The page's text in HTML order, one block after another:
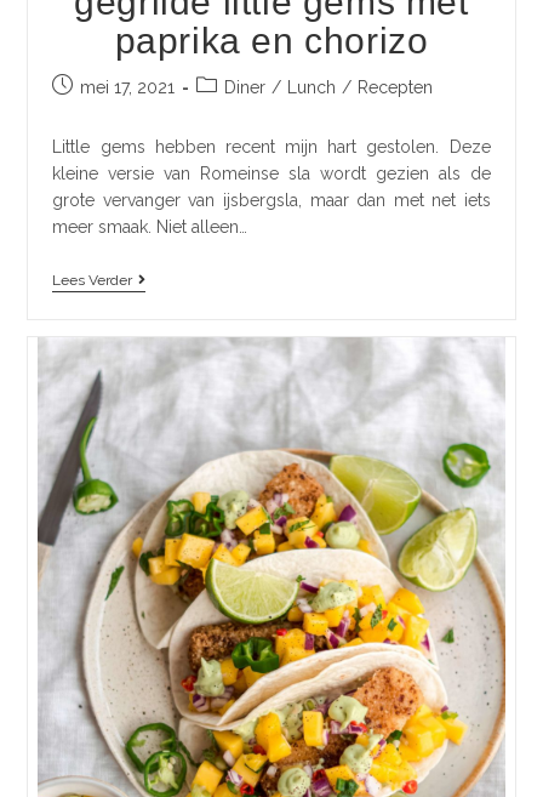
paprika en chorizo
mei 17, 2021 Diner / Lunch / Recepten
Little gems hebben recent mijn hart gestolen. Deze
kleine versie van Romeinse sla wordt gezien als de
grote vervanger van ijsbergsla, maar dan met net iets
meer smaak. Niet alleen…
Lees Verder